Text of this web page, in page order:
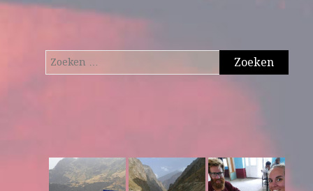
Zoeken